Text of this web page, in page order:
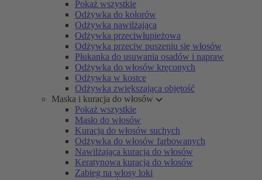
Pokaż wszystkie
Odżywka do kolorów
Odżywka nawilżająca
Odżywka przeciwłupieżowa
Odżywka przeciw puszeniu się włosów
Płukanka do usuwania osadów i napraw
Odżywka do włosów kręconych
Odżywka w kostce
Odżywka zwiększająca objętość
Maska i kuracja do włosów
Pokaż wszystkie
Masło do włosów
Kuracja do włosów suchych
Odżywka do włosów farbowanych
Nawilżająca kuracja do włosów
Keratynowa kuracja do włosów
Zabieg na włosy loki